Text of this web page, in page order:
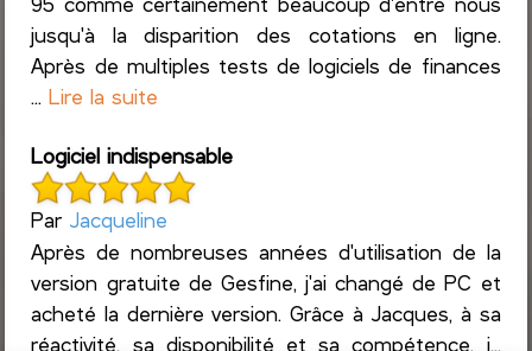
jusqu'à la disparition des cotations en ligne.
Après de multiples tests de logiciels de finances
...Lire la suite
Logiciel indispensable
Par Jacqueline
Après de nombreuses années d'utilisation de la
version gratuite de Gesfine, j'ai changé de PC et
acheté la dernière version. Grâce à Jacques, à sa
réactivité, sa disponibilité et sa compétence, j...